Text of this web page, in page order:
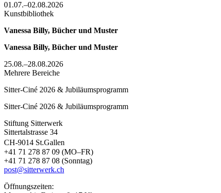
01.07.–02.08.2026
Kunstbibliothek
Vanessa Billy, Bücher und Muster
Vanessa Billy, Bücher und Muster
25.08.–28.08.2026
Mehrere Bereiche
Sitter-Ciné 2026 & Jubiläumsprogramm
Sitter-Ciné 2026 & Jubiläumsprogramm
Stiftung Sitterwerk
Sittertalstrasse 34
CH-9014 St.Gallen
+41 71 278 87 09 (MO–FR)
+41 71 278 87 08 (Sonntag)
post@sitterwerk.ch
Öffnungszeiten: